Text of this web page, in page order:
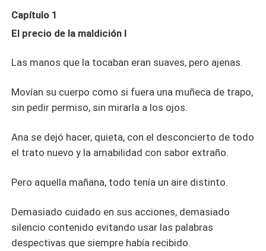
Capítulo 1
El precio de la maldición I
Las manos que la tocaban eran suaves, pero ajenas.
Movían su cuerpo como si fuera una muñeca de trapo,
sin pedir permiso, sin mirarla a los ojos.
Ana se dejó hacer, quieta, con el desconcierto de todo
el trato nuevo y la amabilidad con sabor extraño.
Pero aquella mañana, todo tenía un aire distinto.
Demasiado cuidado en sus acciones, demasiado
silencio contenido evitando usar las palabras
despectivas que siempre había recibido.